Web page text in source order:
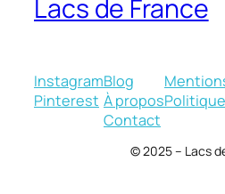
Lacs de France
Instagram
Pinterest
Blog
À propos
Contact
© 2025 – Lacs